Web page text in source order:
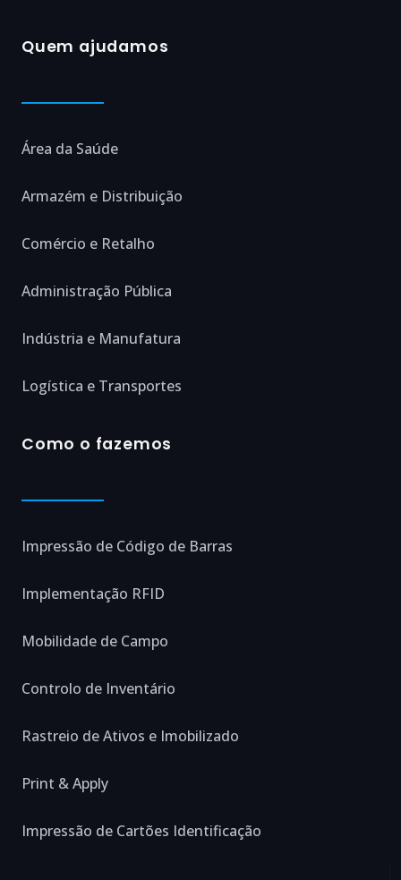
Quem ajudamos
Área da Saúde
Armazém e Distribuição
Comércio e Retalho
Administração Pública
Indústria e Manufatura
Logística e Transportes
Como o fazemos
Impressão de Código de Barras
Implementação RFID
Mobilidade de Campo
Controlo de Inventário
Rastreio de Ativos e Imobilizado
Print & Apply
Impressão de Cartões Identificação